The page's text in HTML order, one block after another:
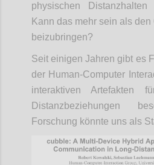
physischen Distanzhalten
Kann das mehr sein als
beizubringen?
Seit einigen Jahren gibt es
der Human-Computer
interaktiven Artefakten
Distanzbeziehungen
Forschung könnte uns als